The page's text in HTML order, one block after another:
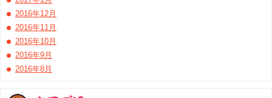
2016年12月
2016年11月
2016年10月
2016年9月
2016年8月